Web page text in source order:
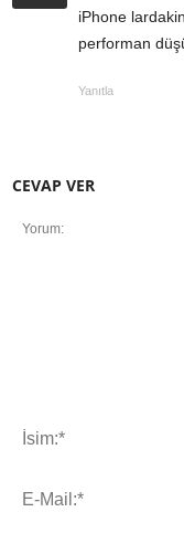
iPhone
performan
Yanıtla
CEVAP VER